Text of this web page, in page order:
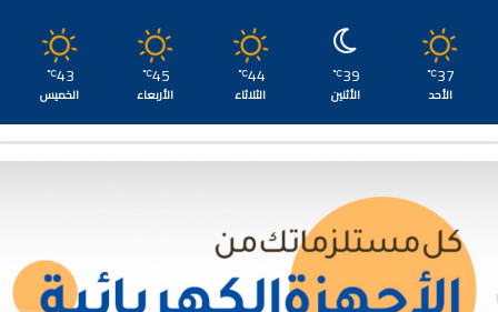
37
℃
الأحد
39
℃
الأثنين
44
℃
الثلاثاء
45
℃
الأربعاء
43
℃
الخميس